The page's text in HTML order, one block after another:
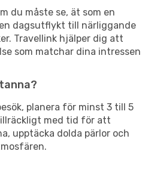
du måste se, ät som en
dagsutflykt till närliggande
Travellink hjälper dig att
som matchar dina intressen
planera för minst 3 till 5
med tid för att
upptäcka dolda pärlor och